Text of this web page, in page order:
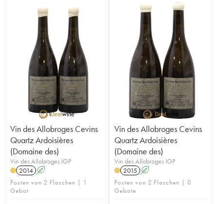
Vin des Allobroges Cevins
Quartz Ardoisières
(Domaine des)
Vin des Allobroges IGP
2014 A
Posten von 2 Flaschen | 1
Gebot
Vin des Allobroges Cevins
Quartz Ardoisières
(Domaine des)
Vin des Allobroges IGP
2015 A
Posten von 2 Flaschen | 0
Gebote